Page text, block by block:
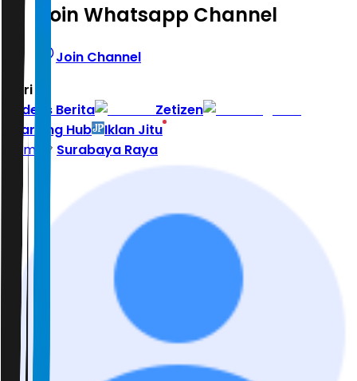
Join Whatsapp Channel
Join Channel
Hari ini
Indeks Berita
Zetizen
Learning Hub
Iklan Jitu
Home
Surabaya Raya